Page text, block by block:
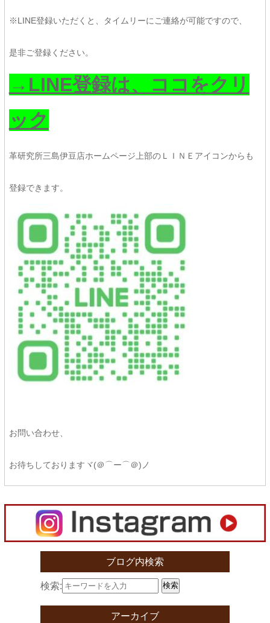
※LINE登録いただくと、タイムリーにご連絡が可能ですので、
是非ご登録ください。
→LINE登録は、ココをクリ
ック
革研究所三島伊豆店ホームページ上部のＬＩＮＥアイコンからも
登録できます。
お問い合わせ、
お待ちしておりますヾ(＠⌒ー⌒＠)ノ
ブログ内検索
検索: 検索
アーカイブ